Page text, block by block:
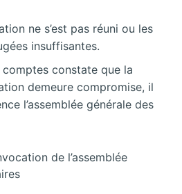
ne s’est pas réuni ou les
insuffisantes.
constate que la
demeure compromise, il
l’assemblée générale des
de l’assemblée